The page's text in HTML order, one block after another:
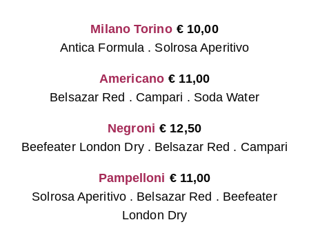
Milano Torino € 10,00
Antica Formula . Solrosa Aperitivo
Americano € 11,00
Belsazar Red . Campari . Soda Water
Negroni € 12,50
Beefeater London Dry . Belsazar Red . Campari
Pampelloni € 11,00
Solrosa Aperitivo . Belsazar Red . Beefeater
London Dry